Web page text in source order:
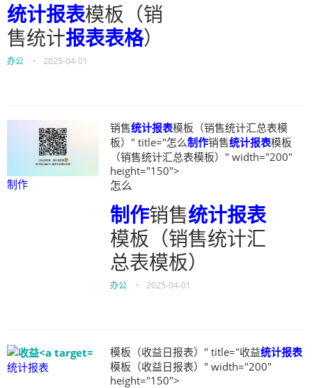
统计报表模板（销
售统计报表表格）
办公 • 2025-04-01
制作
销售统计报表模板（销售统计汇总表模
板）" title="怎么制作销售统计报表模板
（销售统计汇总表模板）" width="200"
height="150">
怎么
制作销售统计报表
模板（销售统计汇
总表模板）
办公 • 2025-04-01
统计报表
模板（收益日报表）" title="收益统计报表
模板（收益日报表）" width="200"
height="150">